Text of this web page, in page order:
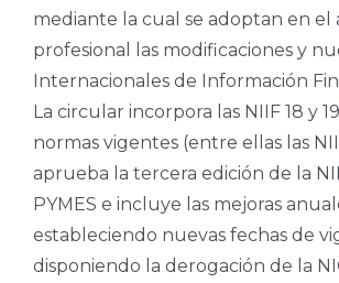
mediante la cual se adoptan en el
profesional las modificaciones y
Internacionales de Información
La circular incorpora las NIIF 18 y
normas vigentes (entre ellas las
aprueba la tercera edición de la
PYMES e incluye las mejoras
estableciendo nuevas fechas de
disponiendo la derogación de la